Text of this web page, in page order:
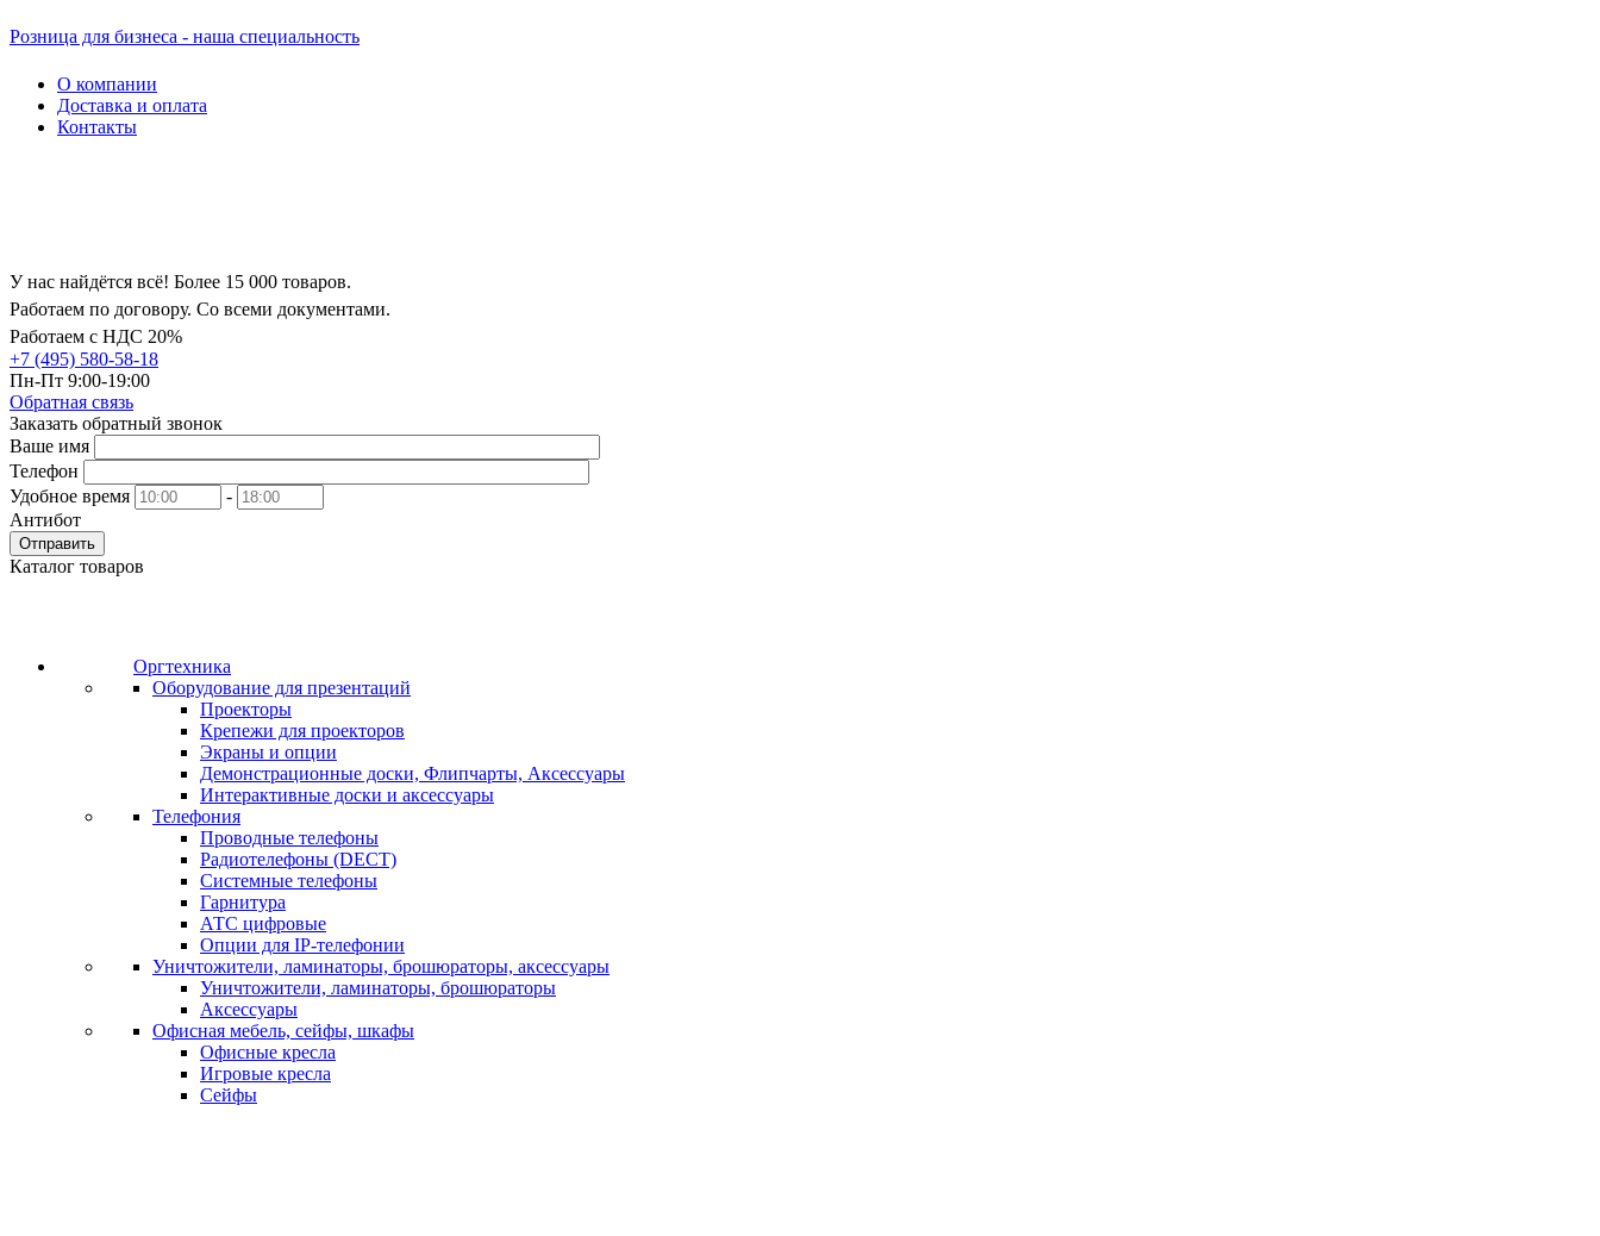
Розница для бизнеса - наша специальность
О компании
Доставка и оплата
Контакты
У нас найдётся всё! Более 15 000 товаров.
Работаем по договору. Со всеми документами.
Работаем с НДС 20%
+7 (495) 580-58-18
Пн-Пт 9:00-19:00
Обратная связь
Заказать обратный звонок
Ваше имя
Телефон
Удобное время
-
Антибот
Отправить
Каталог товаров
Оргтехника
Оборудование для презентаций
Проекторы
Крепежи для проекторов
Экраны и опции
Демонстрационные доски, Флипчарты, Аксессуары
Интерактивные доски и аксессуары
Телефония
Проводные телефоны
Радиотелефоны (DECT)
Системные телефоны
Гарнитура
АТС цифровые
Опции для IP-телефонии
Уничтожители, ламинаторы, брошюраторы, аксессуары
Уничтожители, ламинаторы, брошюраторы
Аксессуары
Офисная мебель, сейфы, шкафы
Офисные кресла
Игровые кресла
Сейфы